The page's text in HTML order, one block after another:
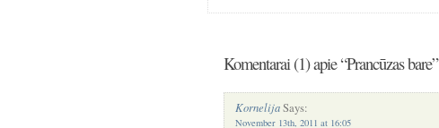
Komentarai (1) apie “Prancūzas bare”
KornelijaSays:
November 13th, 2011 at 16:05